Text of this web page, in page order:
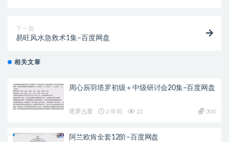
下一篇
易旺风水急救术1集–百度网盘
相关文章
周心辰羽塔罗初级＋中级研讨会20集–百度网盘
塔罗占星 2 年前 22 300
阿兰欧肯全套12阶–百度网盘